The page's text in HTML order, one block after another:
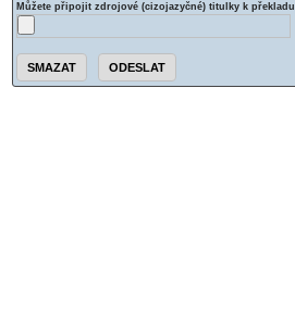
Můžete připojit zdrojové (cizojazyčné) titulky k překladu